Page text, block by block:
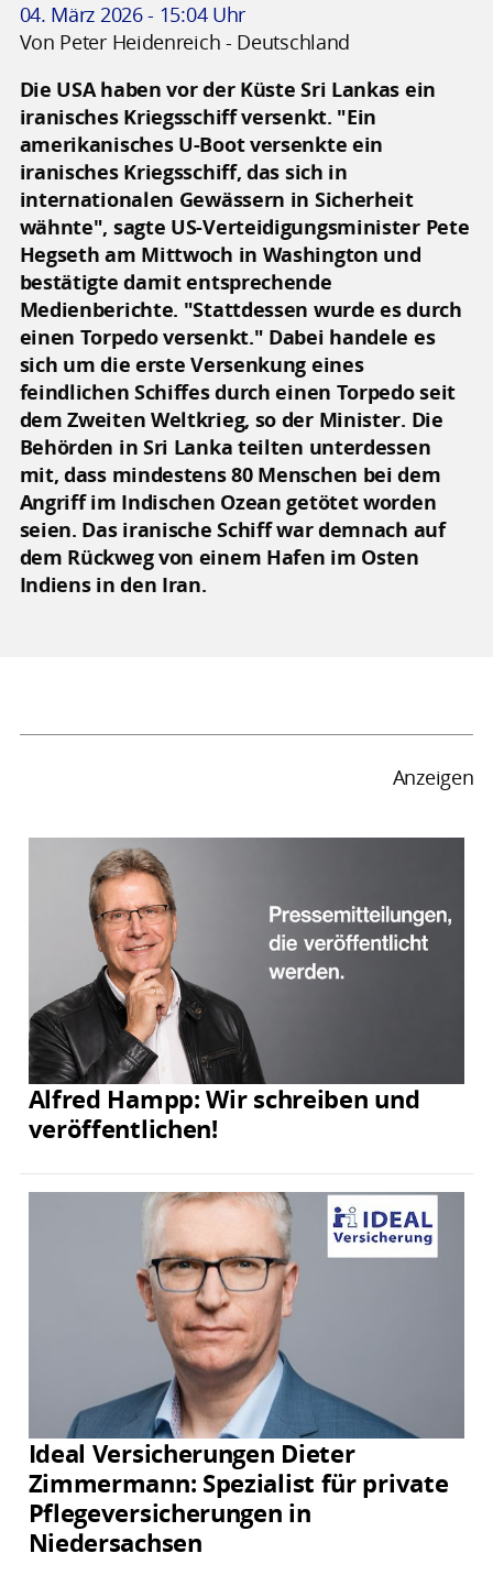
04. März 2026 - 15:04 Uhr
Von Peter Heidenreich - Deutschland
Die USA haben vor der Küste Sri Lankas ein
iranisches Kriegsschiff versenkt. "Ein
amerikanisches U-Boot versenkte ein
iranisches Kriegsschiff, das sich in
internationalen Gewässern in Sicherheit
wähnte", sagte US-Verteidigungsminister Pete
Hegseth am Mittwoch in Washington und
bestätigte damit entsprechende
Medienberichte. "Stattdessen wurde es durch
einen Torpedo versenkt." Dabei handele es
sich um die erste Versenkung eines
feindlichen Schiffes durch einen Torpedo seit
dem Zweiten Weltkrieg, so der Minister. Die
Behörden in Sri Lanka teilten unterdessen
mit, dass mindestens 80 Menschen bei dem
Angriff im Indischen Ozean getötet worden
seien. Das iranische Schiff war demnach auf
dem Rückweg von einem Hafen im Osten
Indiens in den Iran.
Anzeigen
Alfred Hampp: Wir schreiben und
veröffentlichen!
Ideal Versicherungen Dieter
Zimmermann: Spezialist für private
Pflegeversicherungen in
Niedersachsen